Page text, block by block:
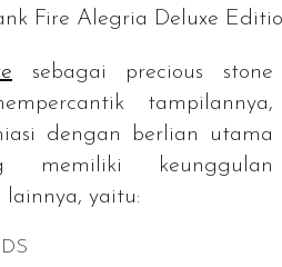
Fire Alegria Deluxe
sebagai precious stone
tampilannya,
dengan berlian utama
memiliki keunggulan
yaitu: